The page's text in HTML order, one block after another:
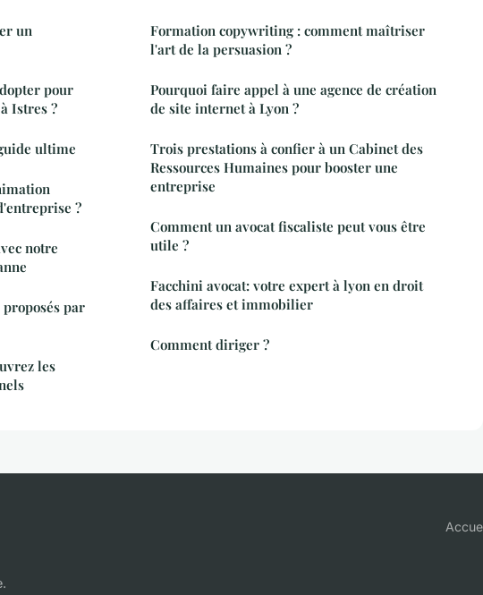
un
pour
Istres ?
ultime
?
notre
par
les
Formation copywriting : comment maîtriser
l'art de la persuasion ?
Pourquoi faire appel à une agence de création
de site internet à Lyon ?
Trois prestations à confier à un Cabinet des
Ressources Humaines pour booster une
entreprise
Comment un avocat fiscaliste peut vous être
utile ?
Facchini avocat: votre expert à lyon en droit
des affaires et immobilier
Comment diriger ?